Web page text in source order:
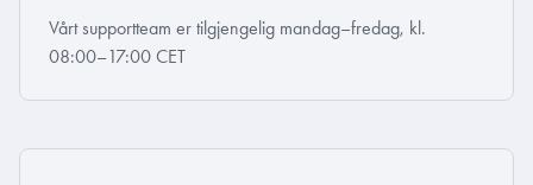
Vårt supportteam er tilgjengelig mandag–fredag, kl.
08:00–17:00 CET